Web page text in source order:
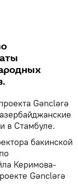
Gənclərə
в Стамбуле.
бакинской
Керимова-
Gənclərə